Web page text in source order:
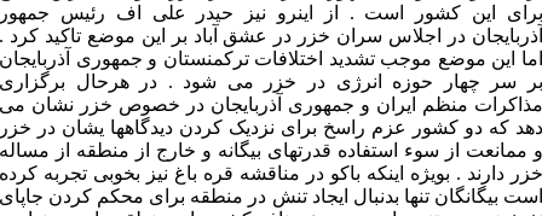
برای این کشور است . از اینرو نیز حیدر علی اف رئیس جمهور
آذربایجان در اجلاس سران خزر در عشق آباد بر این موضع تاکید کرد .
اما این موضع موجب تشدید اختلافات ترکمنستان و جمهوری آذربایجان
بر سر چهار حوزه انرژی در خزر می شود . در هرحال برگزاری
مذاکرات منظم ایران و جمهوری آذربایجان در خصوص خزر نشان می
دهد که دو کشور عزم راسخ برای نزدیک کردن دیدگاهها یشان در خزر
و ممانعت از سوء استفاده قدرتهای بیگانه و خارج از منطقه از مساله
خزر دارند . بویژه اینکه باکو در مناقشه قره باغ نیز بخوبی تجربه کرده
است بیگانگان تنها بدنبال ایجاد تنش در منطقه برای محکم کردن جاپای